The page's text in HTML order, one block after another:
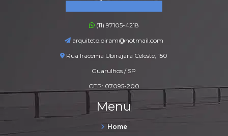
(11) 97105-4218
arquiteto.oiram@hotmail.com
Rua Iracema Ubirajara Celeste, 150
Guarulhos / SP
CEP: 07095-200
Menu
Home